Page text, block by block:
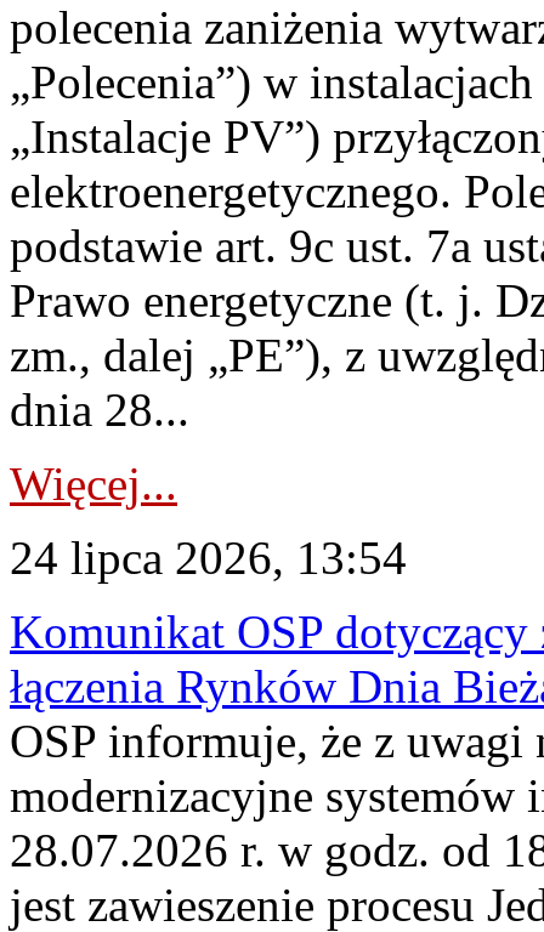
polecenia zaniżenia
„Polecenia”) w
„Instalacje PV”)
elektroenergetycznego.
podstawie art. 9c ust. 7a
Prawo energetyczne (t. j.
zm., dalej „PE”), z
dnia 28...
Więcej...
24 lipca 2026, 13:54
Komunikat OSP dotyczący
łączenia Rynków Dnia
OSP informuje, że z uwagi
modernizacyjne
28.07.2026 r. w godz. od
jest zawieszenie procesu